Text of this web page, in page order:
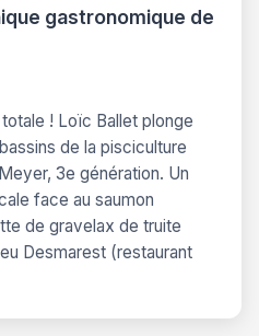
gastronomique de
! Loïc Ballet plonge
de la pisciculture
3e génération. Un
face au saumon
de gravelax de truite
Desmarest (restaurant